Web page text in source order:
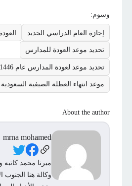
وسوم:
إجازة العام الدراسي الجديد
تحديد موعد العودة للمدارس
تحديد موعد لعودة المدارس عام 1446هـ
موعد انتهاء العطلة الصيفية السعودية
About the author
mrna mohamed
Social Links
ميرنا محمد
وكالة هنا الجنوب